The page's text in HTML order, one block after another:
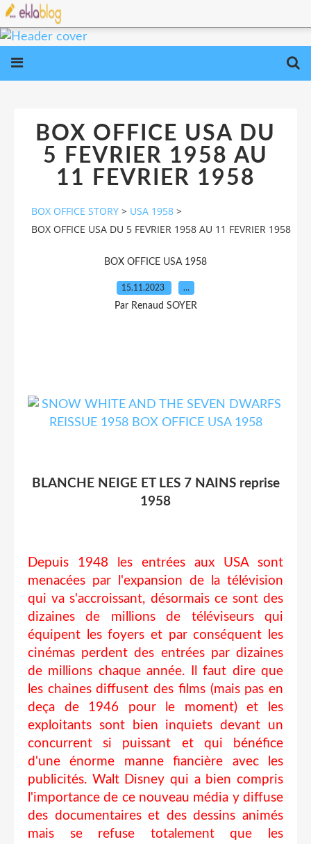
BOX OFFICE USA DU
5 FEVRIER 1958 AU
11 FEVRIER 1958
BOX OFFICE STORY > USA 1958 >
BOX OFFICE USA DU 5 FEVRIER 1958 AU 11 FEVRIER 1958
BOX OFFICE USA 1958
15.11.2023 …
Par Renaud SOYER
BLANCHE NEIGE ET LES 7 NAINS reprise
1958
Depuis 1948 les entrées aux USA sont
menacées par l'expansion de la télévision
qui va s'accroissant, désormais ce sont des
dizaines de millions de téléviseurs qui
équipent les foyers et par conséquent les
cinémas perdent des entrées par dizaines
de millions chaque année. Il faut dire que
les chaines diffusent des films (mais pas en
deça de 1946 pour le moment) et les
exploitants sont bien inquiets devant un
concurrent si puissant et qui bénéfice
d'une énorme manne fiancière avec les
publicités. Walt Disney qui a bien compris
l'importance de ce nouveau média y diffuse
des documentaires et des dessins animés
mais se refuse totalement que les